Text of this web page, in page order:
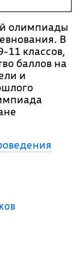
олимпиады
В
11 классов,
баллов на
и